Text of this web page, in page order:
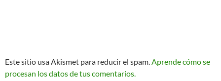
Este sitio usa Akismet para reducir el spam.Aprende cómo se
procesan los datos de tus comentarios.